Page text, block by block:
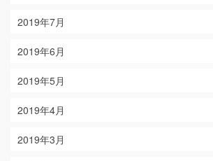
2019年7月
2019年6月
2019年5月
2019年4月
2019年3月